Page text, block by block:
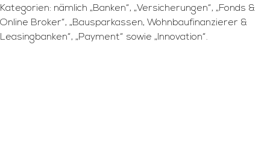
Kategorien: nämlich „Banken“, „Versicherungen“, „Fonds &
Online Broker“, „Bausparkassen, Wohnbaufinanzierer &
Leasingbanken“, „Payment“ sowie „Innovation“.